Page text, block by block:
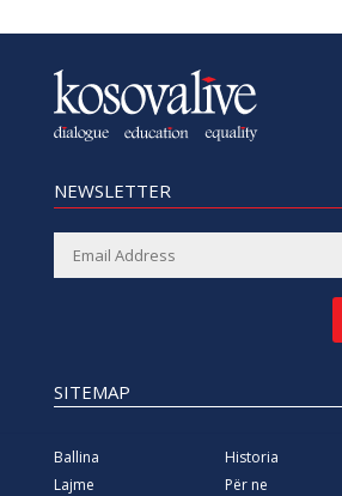
NEWSLETTER
SITEMAP
Ballina
Lajme
Historia
Për ne